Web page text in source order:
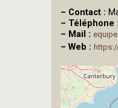
– Contact :
– Téléphone :
– Mail :
– Web :